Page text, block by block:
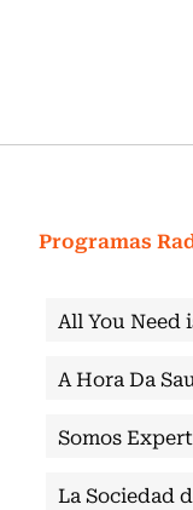
Programas
All You Need
A Hora Da
Somos
La Sociedad